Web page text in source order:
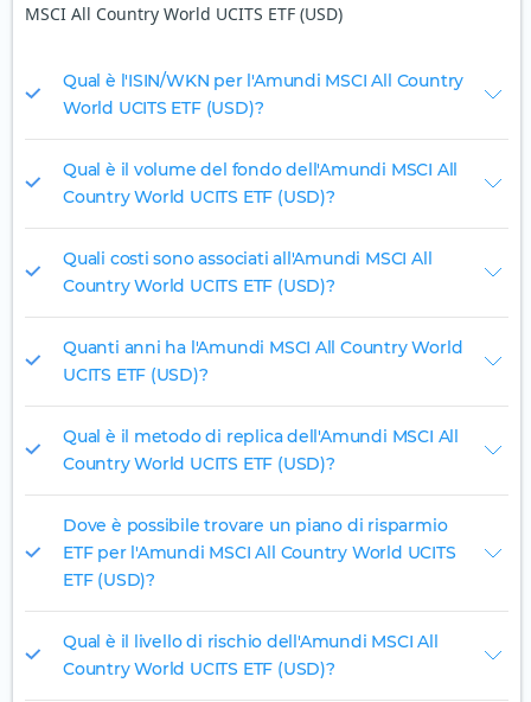
MSCI All Country World UCITS ETF (USD)
Qual è l'ISIN/WKN per l'Amundi MSCI All Country
World UCITS ETF (USD)?
Qual è il volume del fondo dell'Amundi MSCI All
Country World UCITS ETF (USD)?
Quali costi sono associati all'Amundi MSCI All
Country World UCITS ETF (USD)?
Quanti anni ha l'Amundi MSCI All Country World
UCITS ETF (USD)?
Qual è il metodo di replica dell'Amundi MSCI All
Country World UCITS ETF (USD)?
Dove è possibile trovare un piano di risparmio
ETF per l'Amundi MSCI All Country World UCITS
ETF (USD)?
Qual è il livello di rischio dell'Amundi MSCI All
Country World UCITS ETF (USD)?